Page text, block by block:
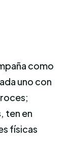
como
uno con
ten en
físicas